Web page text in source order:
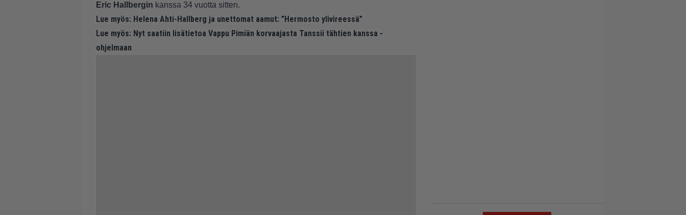
Eric Hallbergin kanssa 34 vuotta sitten.
Lue myös: Helena Ahti-Hallberg ja unettomat aamut: ”Hermosto ylivireessä”
Lue myös: Nyt saatiin lisätietoa Vappu Pimiän korvaajasta Tanssii tähtien kanssa -
ohjelmaan